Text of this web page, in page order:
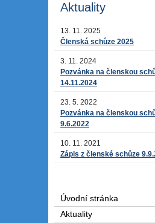
Aktuality
13. 11. 2025
Členská schůze 2025
3. 11. 2024
Pozvánka na členskou
14.11.2024
23. 5. 2022
Pozvánka na členskou
9.6.2022
10. 11. 2021
Zápis z členské schůze
Úvodní stránka
Aktuality